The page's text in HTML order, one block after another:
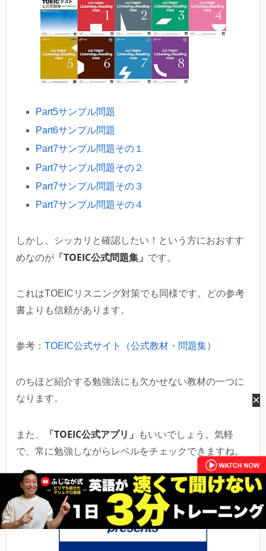
Part5サンプル問題
Part6サンプル問題
Part7サンプル問題その１
Part7サンプル問題その２
Part7サンプル問題その３
Part7サンプル問題その４
しかし、シッカリと確認したい！という方におおすす
めなのが 「TOEIC公式問題集」 です。
これはTOEICリスニング対策でも同様です。どの参考
書よりも信頼があります。
参考： TOEIC公式サイト（公式教材・問題集）
のちほど紹介する勉強法にも欠かせない教材の一つに
なります。
また、 「TOEIC公式アプリ」
もいいでしょう。気軽
で、常に勉強しながらレベルをチェックできますね。
×